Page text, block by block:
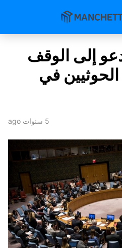
إلى الوقف
في
5 سنوات ago